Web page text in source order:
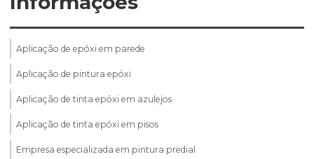
Aplicação de epóxi em parede
Aplicação de pintura epóxi
Aplicação de tinta epóxi em azulejos
Aplicação de tinta epóxi em pisos
Empresa especializada em pintura predial